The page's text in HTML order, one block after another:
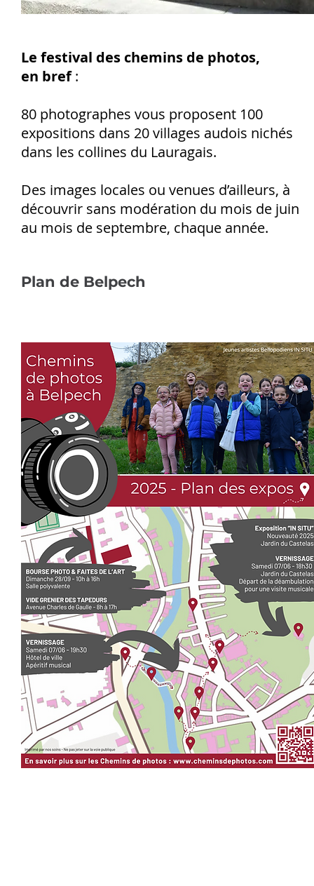
Le festival des chemins de photos,
en bref:
80 photographes vous proposent 100
expositions dans 20 villages audois nichés
dans les collines du Lauragais.
Des images locales ou venues d’ailleurs, à
découvrir sans modération du mois de juin
au mois de septembre, chaque année.
Plan de Belpech